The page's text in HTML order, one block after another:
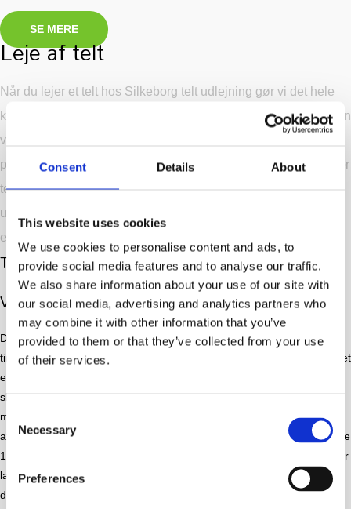
Consent Details About
This website uses cookies
We use cookies to personalise content and ads, to
provide social media features and to analyse our traffic.
We also share information about your use of our site with
our social media, advertising and analytics partners who
may combine it with other information that you’ve
provided to them or that they’ve collected from your use
of their services.
Consent
Selection
Necessary
Preferences
SE MERE
Leje af telt
Når du lejer et telt hos Silkeborg telt udlejning gør vi det hele
klar. At sætte et telt op til en vejfest eller en rund fødselsdag kan
være en bøvlet fornøjelse. Derfor sætter vi altid teltet op og
piller det hele ned igen. Det eneste i skal gøre er at anvise hvor
teltet skal stå. Alle vores telte er certificeret og godkendt som
udlejningstelte. Dette vil sige at der ikke behøves at indhentes
en byggetilladelse.
Teltudlejning der passer til jeres fest
Varme til telt
Det kan være svært og uoverskueligt at holde en fest, der er mange
ting at tage stilling til som størrelsen på teltet. Det kommer an på om et
er en konfirmationsfest, bryllupsfest eller en 18 års fødselsdag. Man
skal også tænke på om der skal være andet i teltet som f.eks buffet,
musik, og dansegulv. Desuden skal man overveje om det skal være
aflange borde eller runde borde. Ved aflange borde skal man beregne
1m2/person. Ved runde borde skal man beregne 1,5m2/person. Vi har
lavet eksempler på bordopstillinger til alle vores telte, så i kan finde
den der passer bedst til jeres fest. Har i en ide til en anden